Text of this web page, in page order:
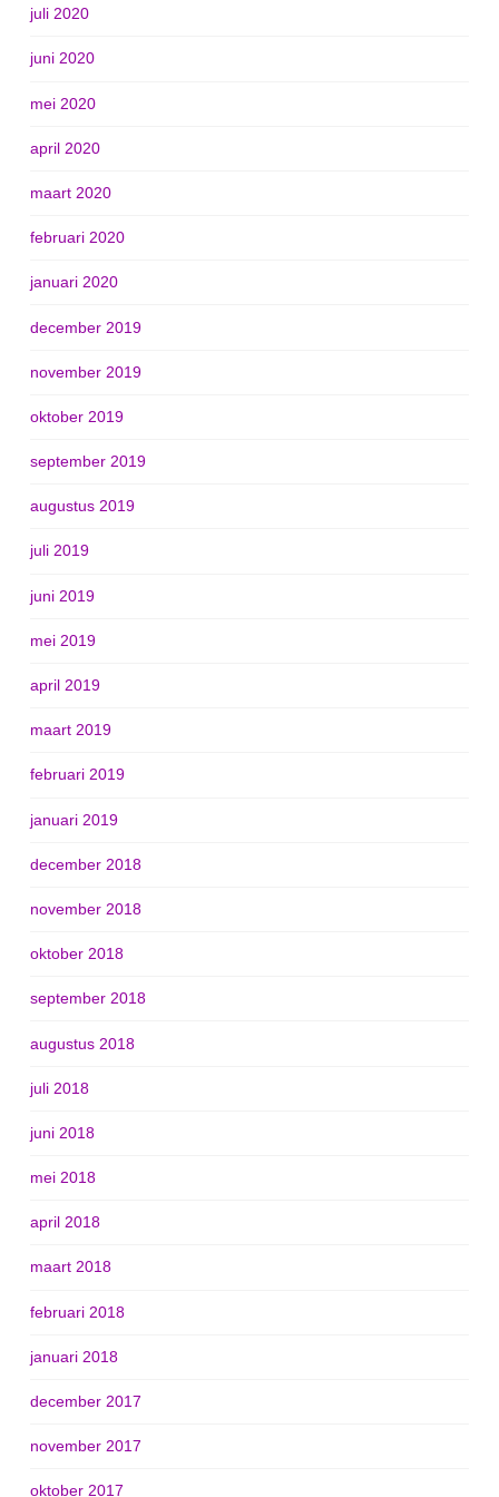
juli 2020
juni 2020
mei 2020
april 2020
maart 2020
februari 2020
januari 2020
december 2019
november 2019
oktober 2019
september 2019
augustus 2019
juli 2019
juni 2019
mei 2019
april 2019
maart 2019
februari 2019
januari 2019
december 2018
november 2018
oktober 2018
september 2018
augustus 2018
juli 2018
juni 2018
mei 2018
april 2018
maart 2018
februari 2018
januari 2018
december 2017
november 2017
oktober 2017